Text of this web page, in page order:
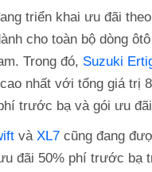
triển khai ưu đãi
cho toàn bộ dòng
Trong đó, Suzuki
nhất với tổng giá trị
trước bạ và gói ưu
và XL7 cũng đang
đãi 50% phí trước bạ